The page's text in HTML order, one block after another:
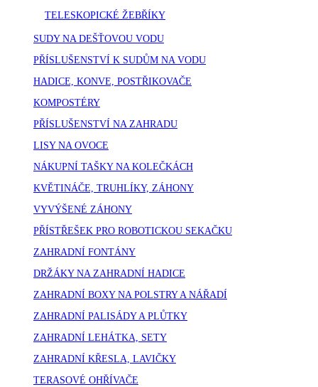
TELESKOPICKÉ ŽEBŘÍKY
SUDY NA DEŠŤOVOU VODU
PŘÍSLUŠENSTVÍ K SUDŮM NA VODU
HADICE, KONVE, POSTŘIKOVAČE
KOMPOSTÉRY
PŘÍSLUŠENSTVÍ NA ZAHRADU
LISY NA OVOCE
NÁKUPNÍ TAŠKY NA KOLEČKÁCH
KVĚTINÁČE, TRUHLÍKY, ZÁHONY
VYVÝŠENÉ ZÁHONY
PŘÍSTŘEŠEK PRO ROBOTICKOU SEKAČKU
ZAHRADNÍ FONTÁNY
DRŽÁKY NA ZAHRADNÍ HADICE
ZAHRADNÍ BOXY NA POLSTRY A NÁŘADÍ
ZAHRADNÍ PALISÁDY A PLŮTKY
ZAHRADNÍ LEHÁTKA, SETY
ZAHRADNÍ KŘESLA, LAVIČKY
TERASOVÉ OHŘÍVAČE